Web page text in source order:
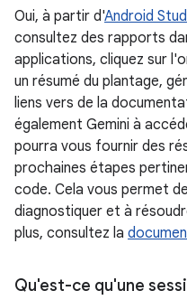
Oui, à partir d'Android
consultez des rapports
applications, cliquez sur
un résumé du plantage,
liens vers de la
également Gemini à
pourra vous fournir des
prochaines étapes
code. Cela vous permet
diagnostiquer et à
plus, consultez la
Qu'est-ce qu'une